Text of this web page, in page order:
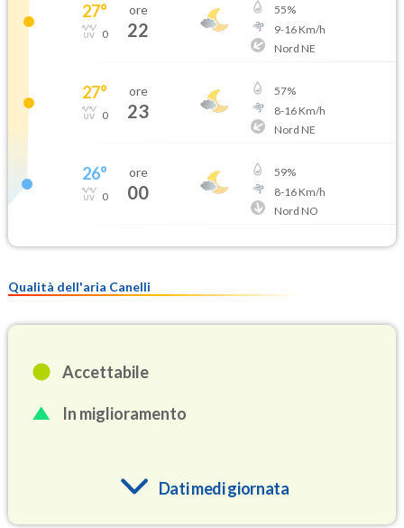
27°
0
ore
22
55%
9-16Km/h
Nord NE
27°
0
ore
23
57%
8-16Km/h
Nord NE
26°
0
ore
00
59%
8-16Km/h
Nord NO
Qualità dell'aria Canelli
Accettabile
In miglioramento
Dati medi giornata